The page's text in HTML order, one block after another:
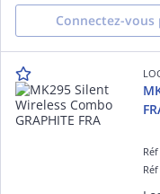
Connectez-